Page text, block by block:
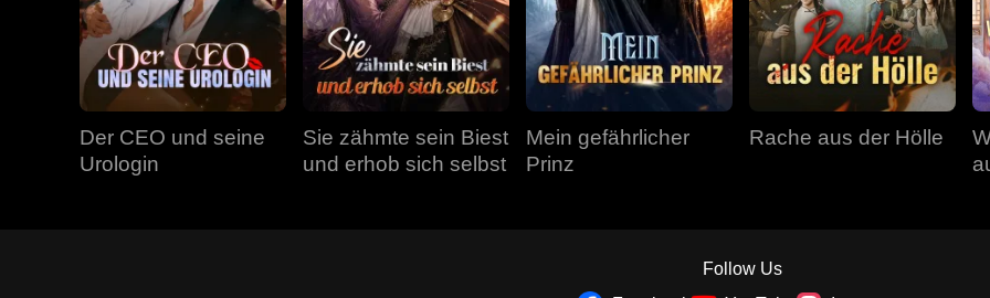
Der CEO und seine
Urologin
Sie zähmte sein Biest
und erhob sich selbst
Mein gefährlicher
Prinz
Rache aus der Hölle
Follow Us